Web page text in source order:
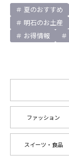
夏のおすすめ
明石のお土産
お得情報
ファッション
スイーツ・食品